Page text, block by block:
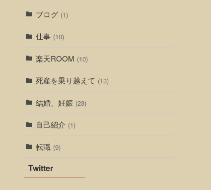
ブログ (1)
仕事 (10)
楽天ROOM (10)
死産を乗り越えて (13)
結婚、妊娠 (23)
自己紹介 (1)
転職 (9)
Twitter